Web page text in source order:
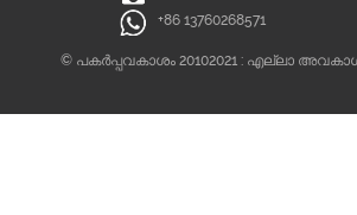
+86 13760268571
© പകർപ്പവകാശം 20102021 : എല്ലാ